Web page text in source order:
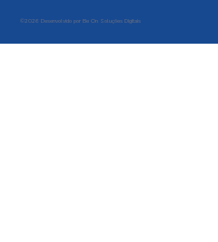
©2026 Desenvolvido por Be On Soluções Digitais